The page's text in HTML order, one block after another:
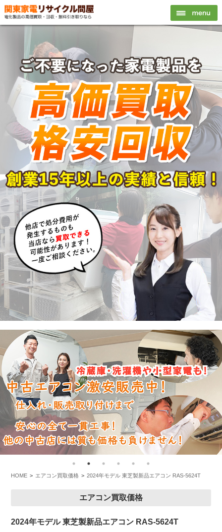
HOME エアコン買取価格 2024年モデル 東芝製新品エアコン RAS-5624T
エアコン買取価格
2024年モデル 東芝製新品エアコン RAS-5624T